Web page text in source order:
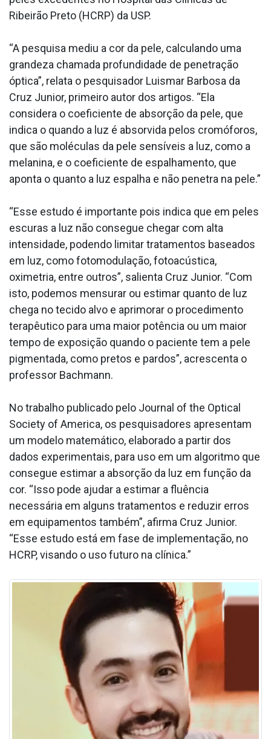
Ribeirão Preto (HCRP) da USP.
“A pesquisa mediu a cor da pele, calculando uma
grandeza chamada profundidade de penetração
óptica”, relata o pesquisador Luismar Barbosa da
Cruz Junior, primeiro autor dos artigos. “Ela
considera o coeficiente de absorção da pele, que
indica o quando a luz é absorvida pelos cromóforos,
que são moléculas da pele sensíveis a luz, como a
melanina, e o coeficiente de espalhamento, que
aponta o quanto a luz espalha e não penetra na pele.”
“Esse estudo é importante pois indica que em peles
escuras a luz não consegue chegar com alta
intensidade, podendo limitar tratamentos baseados
em luz, como fotomodulação, fotoacústica,
oximetria, entre outros”, salienta Cruz Junior. “Com
isto, podemos mensurar ou estimar quanto de luz
chega no tecido alvo e aprimorar o procedimento
terapêutico para uma maior potência ou um maior
tempo de exposição quando o paciente tem a pele
pigmentada, como pretos e pardos”, acrescenta o
professor Bachmann.
No trabalho publicado pelo Journal of the Optical
Society of America, os pesquisadores apresentam
um modelo matemático, elaborado a partir dos
dados experimentais, para uso em um algoritmo que
consegue estimar a absorção da luz em função da
cor. “Isso pode ajudar a estimar a fluência
necessária em alguns tratamentos e reduzir erros
em equipamentos também”, afirma Cruz Junior.
“Esse estudo está em fase de implementação, no
HCRP, visando o uso futuro na clínica.”